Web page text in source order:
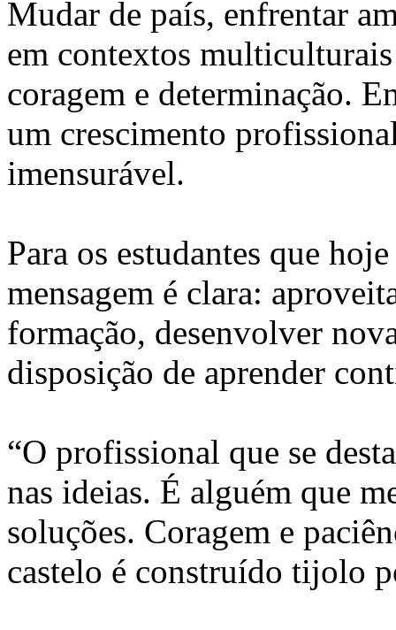
Mudar de país, enfrentar
em contextos
coragem e determinação.
um crescimento
imensurável.
Para os estudantes que
mensagem é clara:
formação, desenvolver
disposição de aprender
“O profissional que se
nas ideias. É alguém que
soluções. Coragem e
castelo é construído tijolo